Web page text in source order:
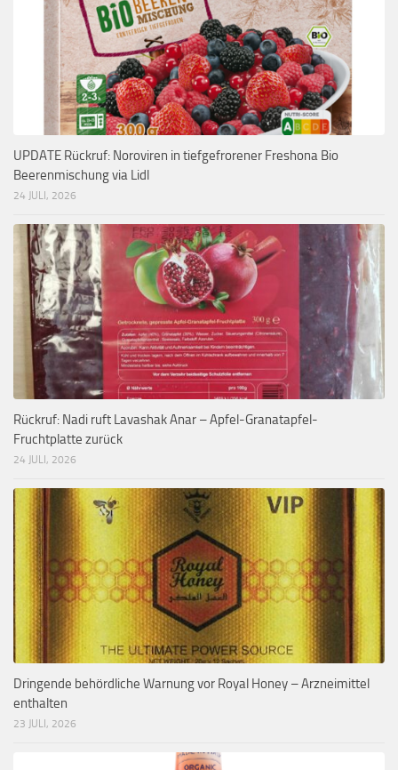
UPDATE Rückruf: Noroviren in tiefgefrorener Freshona Bio
Beerenmischung via Lidl
24 JULI, 2026
Rückruf: Nadi ruft Lavashak Anar – Apfel-Granatapfel-
Fruchtplatte zurück
24 JULI, 2026
Dringende behördliche Warnung vor Royal Honey – Arzneimittel
enthalten
23 JULI, 2026